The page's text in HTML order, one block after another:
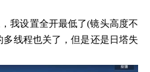
我设置全开最低了(镜头高度不
线程也关了，但是还是日塔失